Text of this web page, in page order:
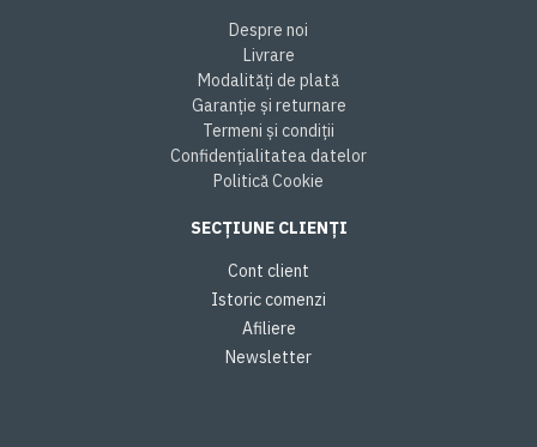
Despre noi
Livrare
Modalități de plată
Garanție și returnare
Termeni și condiții
Confidențialitatea datelor
Politică Cookie
SECȚIUNE CLIENȚI
Cont client
Istoric comenzi
Afiliere
Newsletter